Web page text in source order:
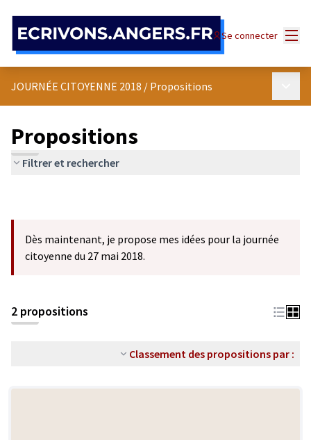
Se connecter
JOURNÉE CITOYENNE 2018 / Propositions
Propositions
Filtrer et rechercher
Dès maintenant, je propose mes idées pour la journée
citoyenne du 27 mai 2018.
2 propositions
Classement des propositions par :